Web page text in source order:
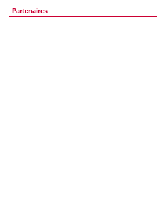
Partenaires